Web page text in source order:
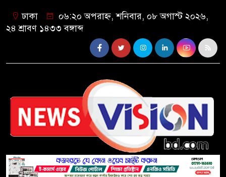
ঢাকা
০৬:২০ অপরাহ্ন, শনিবার, ০৮ অগাস্ট ২০২৬,
২৪ শ্রাবণ ১৪৩৩ বঙ্গাব্দ